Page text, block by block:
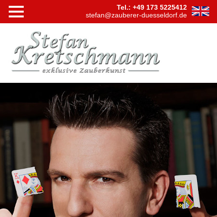
Tel.: +49 173 5225412
stefan@zauberer-duesseldorf.de
Hypnose
Firmen
Events